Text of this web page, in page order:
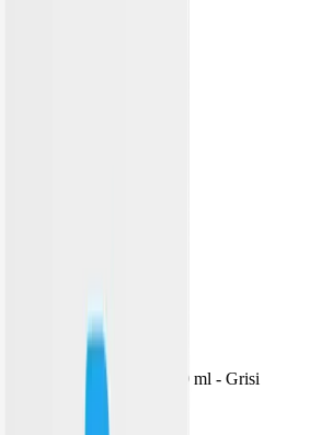
Princesas Disney 300 ml - Grisi